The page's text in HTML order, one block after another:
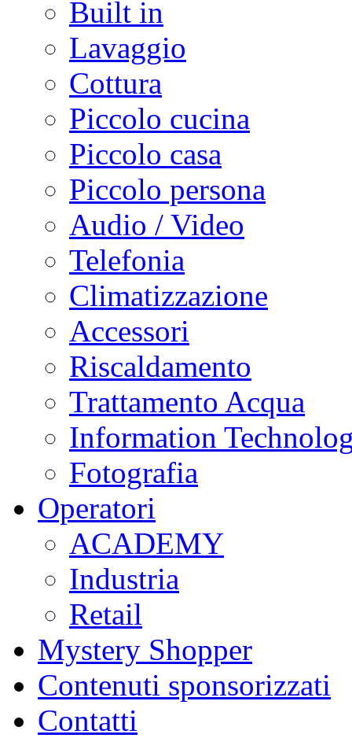
Built in
Lavaggio
Cottura
Piccolo cucina
Piccolo casa
Piccolo persona
Audio / Video
Telefonia
Climatizzazione
Accessori
Riscaldamento
Trattamento Acqua
Information
Fotografia
Operatori
ACADEMY
Industria
Retail
Mystery Shopper
Contenuti sponsorizzati
Contatti